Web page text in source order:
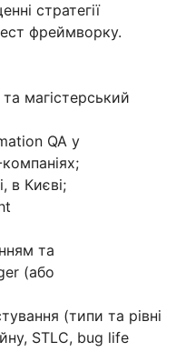
стратегії
фреймворку.
магістерський
QA у
в Києві;
та
(або
(типи та рівні
STLC, bug life